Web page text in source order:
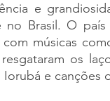
e
Brasil. O
músicas
resgataram os
e canções